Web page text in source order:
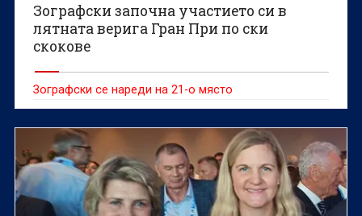
Зографски започна участието си в
лятната верига Гран При по ски
скокове
Зографски се нареди на 21-о място